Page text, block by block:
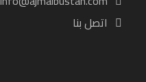
اتصل بنا